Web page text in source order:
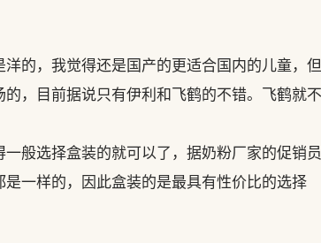
的，我觉得还是国产的更适合国内的儿童，
，目前据说只有伊利和飞鹤的不错。飞鹤就
般选择盒装的就可以了，据奶粉厂家的促销
一样的，因此盒装的是最具有性价比的选择